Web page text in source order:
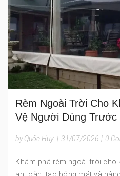
Rèm Ngoài Trời Cho
Vệ Người Dùng Trước
by Quốc Huy | 31/07/2026 | 0
Khám phá rèm ngoài trời cho
an toàn, tạo bóng mát và